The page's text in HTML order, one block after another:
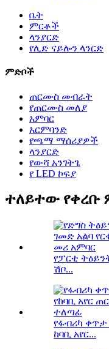
ቤት
ምርቶች
ላንያርድ
የሊድ ናይሎን ላንርድ
ምድቦች
ጠርሙስ መብራት
የጠርሙስ መለያ
አምባር
አርምባንድ
የጫማ ማሰሪያዎች
ላንያርድ
የውሻ አንገትጌ
የ LED ኮፍያ
ተለይተው የቀረቡ
የፓርቲ
ሽቦ...
የፋብሪካ
ከባቢ አየር...